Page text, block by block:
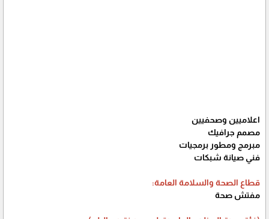
اعلاميين وصحفيين
مصمم جرافيك
مبرمج ومطور برمجيات
فني صيانة شبكات
قطاع الصحة والسلامة العامة:
مفتش صحة